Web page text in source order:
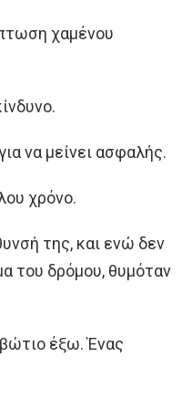
χαμένου
να μείνει ασφαλής.
χρόνο.
της, και ενώ δεν
του δρόμου, θυμόταν
έξω. Ένας